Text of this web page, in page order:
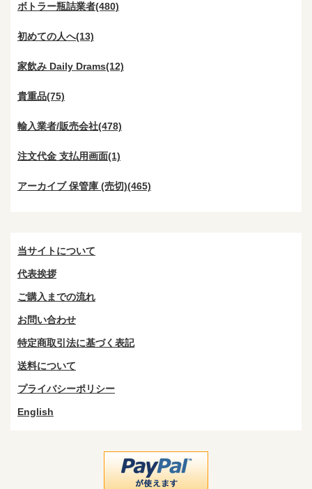
ボトラー瓶詰業者(480)
初めての人へ(13)
家飲み Daily Drams(12)
貴重品(75)
輸入業者/販売会社(478)
注文代金 支払用画面(1)
アーカイブ 保管庫 (売切)(465)
当サイトについて
代表挨拶
ご購入までの流れ
お問い合わせ
特定商取引法に基づく表記
送料について
プライバシーポリシー
English